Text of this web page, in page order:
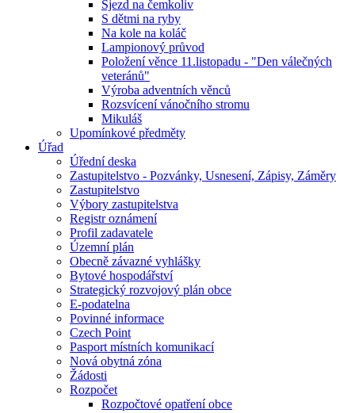
Sjezd na čemkoliv
S dětmi na ryby
Na kole na koláč
Lampionový průvod
Položení věnce 11.listopadu - "Den válečných
veteránů"
Výroba adventních věnců
Rozsvícení vánočního stromu
Mikuláš
Upomínkové předměty
Úřad
Úřední deska
Zastupitelstvo - Pozvánky, Usnesení, Zápisy, Záměry
Zastupitelstvo
Výbory zastupitelstva
Registr oznámení
Profil zadavatele
Územní plán
Obecně závazné vyhlášky
Bytové hospodářství
Strategický rozvojový plán obce
E-podatelna
Povinné informace
Czech Point
Pasport místních komunikací
Nová obytná zóna
Žádosti
Rozpočet
Rozpočtové opatření obce